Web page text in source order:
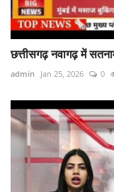
छत्तीसगढ़ नवागढ़ में
admin Jan 25, 2026 0